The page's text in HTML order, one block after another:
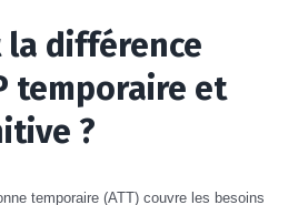
la différence
temporaire et
?
temporaire (ATT) couvre les besoins